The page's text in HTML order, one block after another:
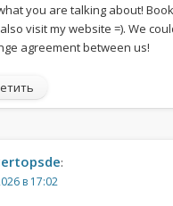
you are talking about!
visit my website =). We
agreement between us!
:
в 17:02